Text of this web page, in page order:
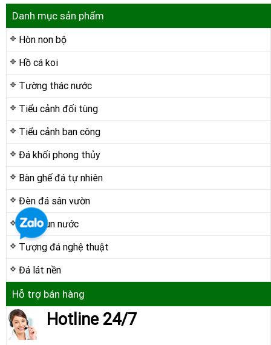
Danh mục sản phẩm
Hòn non bộ
Hồ cá koi
Tường thác nước
Tiểu cảnh đối tùng
Tiểu cảnh ban công
Đá khối phong thủy
Bàn ghế đá tự nhiên
Đèn đá sân vườn
Đài phun nước
Tượng đá nghệ thuật
Đá lát nền
Hỗ trợ bán hàng
Hotline 24/7